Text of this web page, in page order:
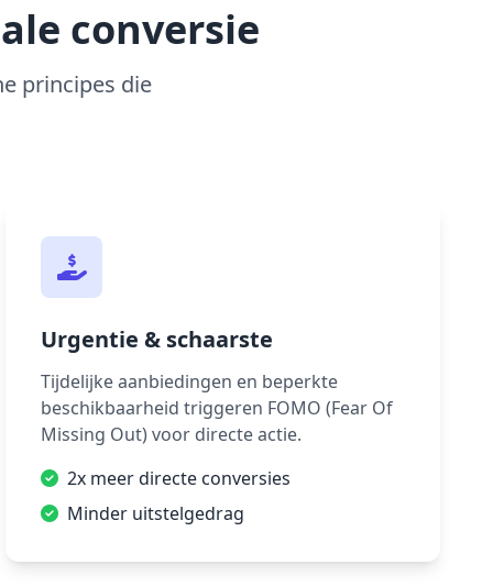
conversie
principes die
Urgentie & schaarste
Tijdelijke aanbiedingen en beperkte
beschikbaarheid triggeren FOMO (Fear Of
Missing Out) voor directe actie.
2x meer directe conversies
Minder uitstelgedrag